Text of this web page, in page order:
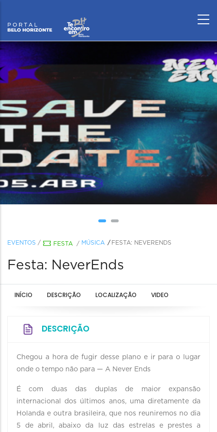
EVENTOS / FESTA / MÚSICA FESTA: NEVERENDS
Festa: NeverEnds
INÍCIO DESCRIÇÃO LOCALIZAÇÃO VIDEO
DESCRIÇÃO
Chegou a hora de fugir desse plano e ir para o lugar
onde o tempo não para — A Never Ends
É com duas das duplas de maior expansão
internacional dos últimos anos, uma diretamente da
Holanda e outra brasileira, que nos reuniremos no dia
5 de abril, abaixo da luz das estrelas e prestes a